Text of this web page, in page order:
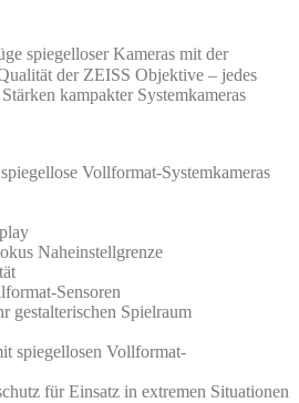
spiegelloser Kameras mit der
der ZEISS Objektive – jedes
kampakter Systemkameras
Vollformat-Systemkameras
Naheinstellgrenze
Sensoren
gestalterischen Spielraum
spiegellosen Vollformat-
für Einsatz in extremen Situationen